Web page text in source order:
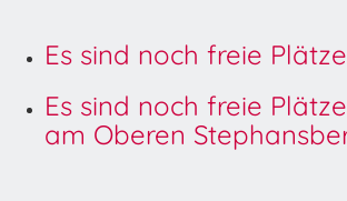
Es sind noch freie
Es sind noch freie
am Oberen